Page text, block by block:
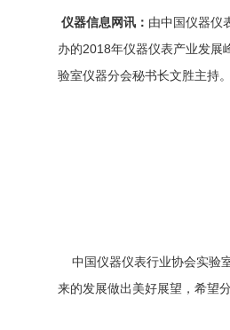
仪器信息网讯： 由中国仪器仪
办的2018年仪器仪表产业发展
验室仪器分会秘书长文胜主持。
中国仪器仪表行业协会实验
来的发展做出美好展望，希望